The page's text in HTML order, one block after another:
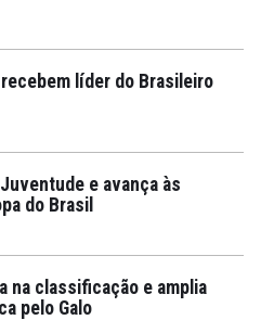
recebem líder do Brasileiro
e avança às
do Brasil
na classificação e amplia
pelo Galo